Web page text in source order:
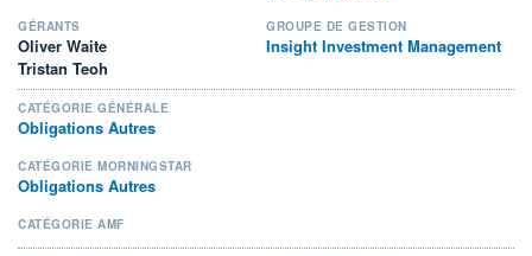
GÉRANTS
Oliver Waite
Tristan Teoh
GROUPE DE GESTION
Insight Investment Management
CATÉGORIE GÉNÉRALE
Obligations Autres
CATÉGORIE MORNINGSTAR
Obligations Autres
CATÉGORIE AMF